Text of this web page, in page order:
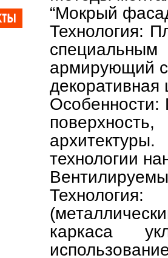
“Мокрый
Технология:
армирующий
декоративная
Особенности:
технологии
каркаса